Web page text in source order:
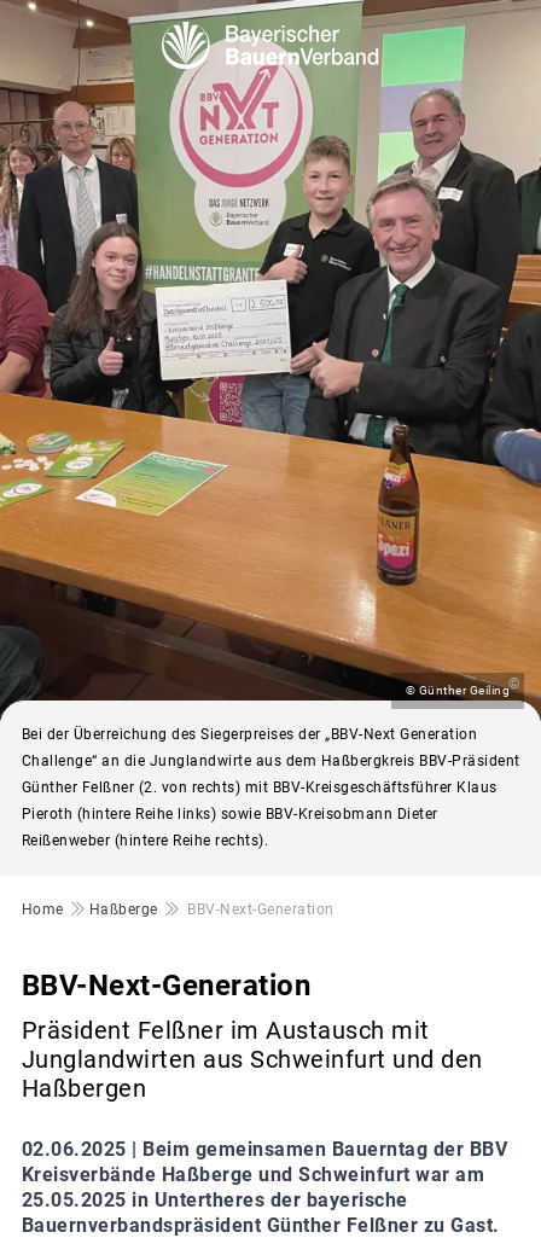
© Günther Geiling©
Bei der Überreichung des Siegerpreises der „BBV-Next Generation
Challenge“ an die Junglandwirte aus dem Haßbergkreis BBV-Präsident
Günther Felßner (2. von rechts) mit BBV-Kreisgeschäftsführer Klaus
Pieroth (hintere Reihe links) sowie BBV-Kreisobmann Dieter
Reißenweber (hintere Reihe rechts).
Pfadnavigation
Home Haßberge BBV-Next-Generation
BBV-Next-Generation
Präsident Felßner im Austausch mit
Junglandwirten aus Schweinfurt und den
Haßbergen
02.06.2025 | Beim gemeinsamen Bauerntag der BBV
Kreisverbände Haßberge und Schweinfurt war am
25.05.2025 in Untertheres der bayerische
Bauernverbandspräsident Günther Felßner zu Gast.